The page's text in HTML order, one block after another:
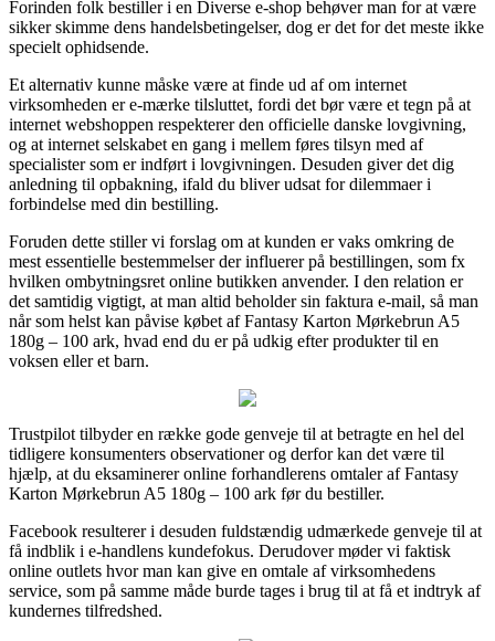
Forinden folk bestiller i en Diverse e-shop behøver man for at være
sikker skimme dens handelsbetingelser, dog er det for det meste ikke
specielt ophidsende.
Et alternativ kunne måske være at finde ud af om internet
virksomheden er e-mærke tilsluttet, fordi det bør være et tegn på at
internet webshoppen respekterer den officielle danske lovgivning,
og at internet selskabet en gang i mellem føres tilsyn med af
specialister som er indført i lovgivningen. Desuden giver det dig
anledning til opbakning, ifald du bliver udsat for dilemmaer i
forbindelse med din bestilling.
Foruden dette stiller vi forslag om at kunden er vaks omkring de
mest essentielle bestemmelser der influerer på bestillingen, som fx
hvilken ombytningsret online butikken anvender. I den relation er
det samtidig vigtigt, at man altid beholder sin faktura e-mail, så man
når som helst kan påvise købet af Fantasy Karton Mørkebrun A5
180g – 100 ark, hvad end du er på udkig efter produkter til en
voksen eller et barn.
Trustpilot tilbyder en række gode genveje til at betragte en hel del
tidligere konsumenters observationer og derfor kan det være til
hjælp, at du eksaminerer online forhandlerens omtaler af Fantasy
Karton Mørkebrun A5 180g – 100 ark før du bestiller.
Facebook resulterer i desuden fuldstændig udmærkede genveje til at
få indblik i e-handlens kundefokus. Derudover møder vi faktisk
online outlets hvor man kan give en omtale af virksomhedens
service, som på samme måde burde tages i brug til at få et indtryk af
kundernes tilfredshed.